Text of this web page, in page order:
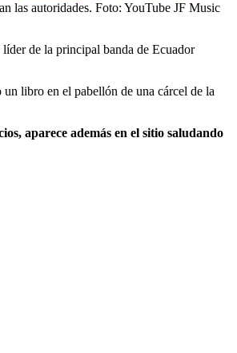
las autoridades. Foto: YouTube JF Music
de la principal banda de Ecuador
libro en el pabellón de una cárcel de la
aparece además en el sitio saludando